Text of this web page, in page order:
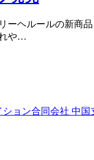
ーヘルールの新商
や…